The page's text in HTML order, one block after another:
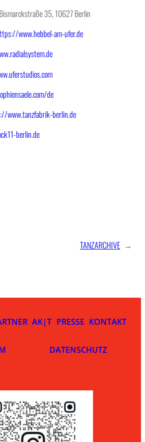
Bismarckstraße 35, 10627 Berlin
www.hebbel-am-ufer.de
de
www.tanzfabrik-berlin.de
berlin.de
TANZARCHIVE →
AK|T PRESSE KONTAKT
DATENSCHUTZ